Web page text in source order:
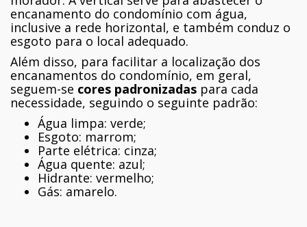
encanamento do condomínio com água,
inclusive a rede horizontal, e também conduz o
esgoto para o local adequado.
Além disso, para facilitar a localização dos
encanamentos do condomínio, em geral,
seguem-se cores padronizadas para cada
necessidade, seguindo o seguinte padrão:
Água limpa: verde;
Esgoto: marrom;
Parte elétrica: cinza;
Água quente: azul;
Hidrante: vermelho;
Gás: amarelo.